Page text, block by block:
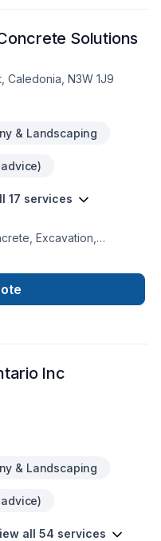
Solutions
Caledonia, N3W 1J9
& Landscaping
17 services
Excavation,
Ontario? Your
from the first meeting to
Inc
& Landscaping
all 54 services